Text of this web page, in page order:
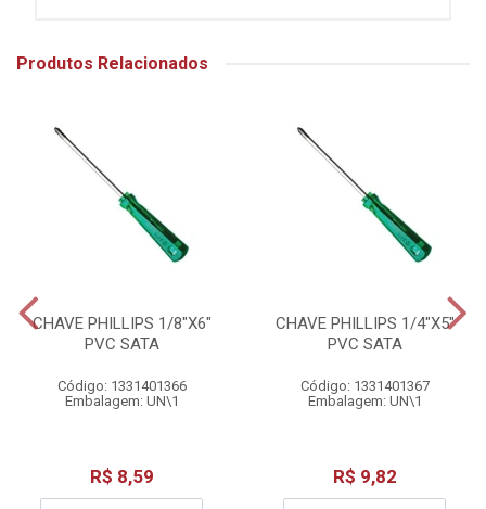
Produtos Relacionados
CHAVE PHILLIPS 1/8"X6"
PVC SATA
Código: 1331401366
Embalagem: UN\1
R$ 8,59
CHAVE PHILLIPS 1/4"X5"
PVC SATA
Código: 1331401367
Embalagem: UN\1
R$ 9,82